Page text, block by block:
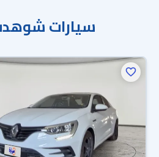
سيارات